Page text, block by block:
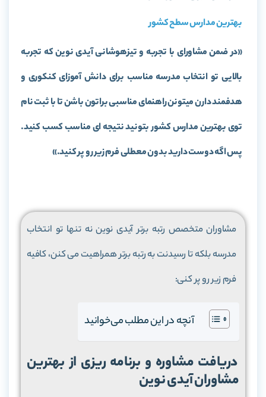
بهترین مدارس سطح کشور
«در ضمن مشاورای با تجربه و تیزهوشانی آیدی نوین که تجربه
بالایی تو انتخاب مدرسه مناسب برای دانش آموزای کنکوری و
هدفمند دارن میتونن راهنمای مناسبی براتون باشن تا با ثبت نام
توی بهترین مدارس کشور بتونید نتیجه ای مناسب کسب کنید.
پس اگه دوست دارید بدون معطلی فرم زیر رو پر کنید.»
مشاوران متخصص رتبه برتر آیدی نوین نه تنها تو انتخاب
مدرسه بلکه تا رسیدنت به رتبه برتر همراهیت می کنن، کافیه
فرم زیر رو پر کنی:
آنچه در این مطلب می‌خوانید
دریافت مشاوره و برنامه ریزی از بهترین
مشاوران آیدی نوین